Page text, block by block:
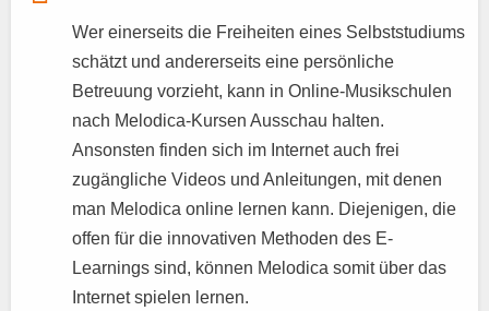
Wer einerseits die Freiheiten eines Selbststudiums
schätzt und andererseits eine persönliche
Betreuung vorzieht, kann in Online-Musikschulen
nach Melodica-Kursen Ausschau halten.
Ansonsten finden sich im Internet auch frei
zugängliche Videos und Anleitungen, mit denen
man Melodica online lernen kann. Diejenigen, die
offen für die innovativen Methoden des E-
Learnings sind, können Melodica somit über das
Internet spielen lernen.